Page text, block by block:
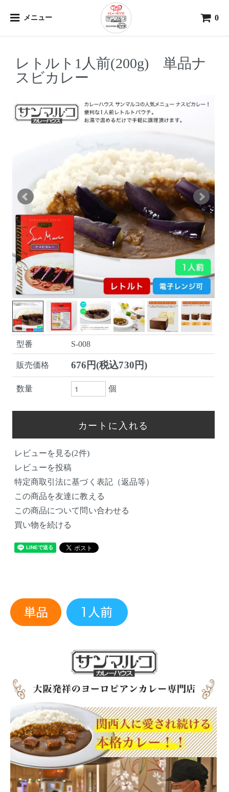
メニュー 0
レトルト1人前(200g) 単品ナ
スビカレー
型番 S-008
販売価格 676円(税込730円)
数量 個
レビューを見る(2件)
レビューを投稿
特定商取引法に基づく表記（返品等）
この商品を友達に教える
この商品について問い合わせる
買い物を続ける